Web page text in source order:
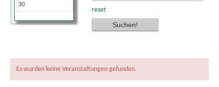
30
reset
Es wurden keine Veranstaltungen gefunden.